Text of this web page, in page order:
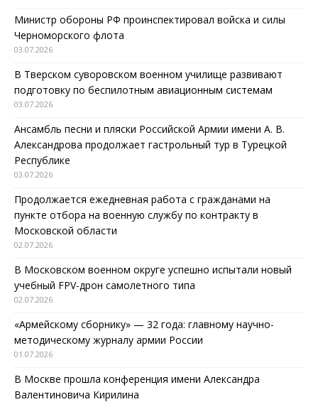
Министр обороны РФ проинспектировал войска и силы
Черноморского флота
03.07.2026
В Тверском суворовском военном училище развивают
подготовку по беспилотным авиационным системам
03.07.2026
Ансамбль песни и пляски Российской Армии имени А. В.
Александрова продолжает гастрольный тур в Турецкой
Республике
03.07.2026
Продолжается ежедневная работа с гражданами на
пункте отбора на военную службу по контракту в
Московской области
02.07.2026
В Московском военном округе успешно испытали новый
учебный FPV-дрон самолетного типа
02.07.2026
«Армейскому сборнику» — 32 года: главному научно-
методическому журналу армии России
01.07.2026
В Москве прошла конференция имени Александра
Валентиновича Кирилина